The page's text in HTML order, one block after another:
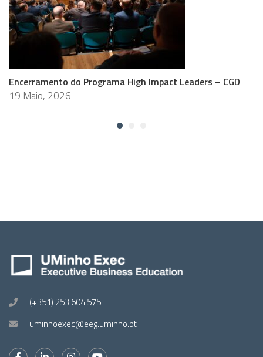
Encerramento do Programa High Impact Leaders – CGD
19 Maio, 2026
(+351) 253 604 575
uminhoexec@eeg.uminho.pt